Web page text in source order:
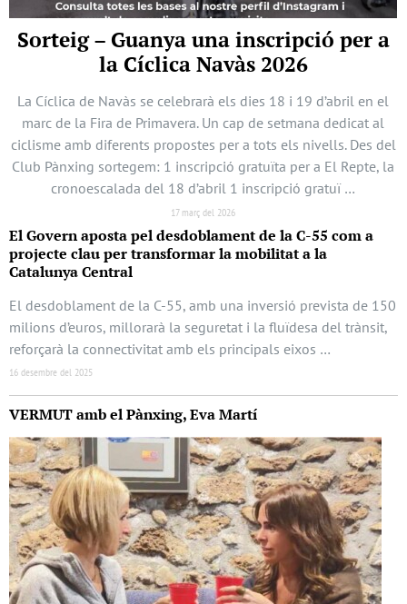
Sorteig – Guanya una inscripció per a
la Cíclica Navàs 2026
La Cíclica de Navàs se celebrarà els dies 18 i 19 d’abril en el
marc de la Fira de Primavera. Un cap de setmana dedicat al
ciclisme amb diferents propostes per a tots els nivells. Des del
Club Pànxing sortegem: 1 inscripció gratuïta per a El Repte, la
cronoescalada del 18 d’abril 1 inscripció gratuï …
17 març del 2026
El Govern aposta pel desdoblament de la C-55 com a
projecte clau per transformar la mobilitat a la
Catalunya Central
El desdoblament de la C-55, amb una inversió prevista de 150
milions d’euros, millorarà la seguretat i la fluïdesa del trànsit,
reforçarà la connectivitat amb els principals eixos …
16 desembre del 2025
VERMUT amb el Pànxing, Eva Martí